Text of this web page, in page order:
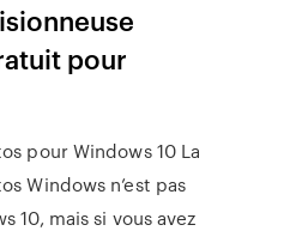
pour
pour Windows 10 La
Windows n’est pas
10, mais si vous avez